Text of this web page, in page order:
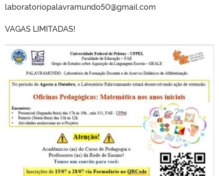
laboratoriopalavramundo50@gmail.com
VAGAS LIMITADAS!